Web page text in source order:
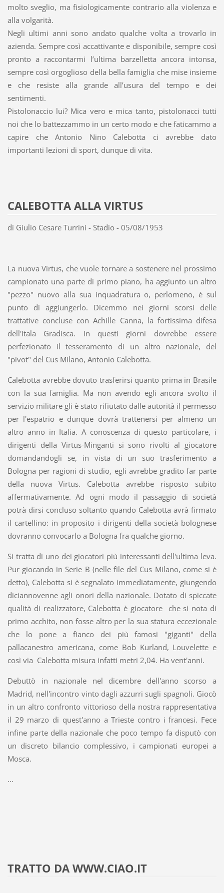
molto sveglio, ma fisiologicamente contrario alla violenza e
alla volgarità.
Negli ultimi anni sono andato qualche volta a trovarlo in
azienda. Sempre così accattivante e disponibile, sempre così
pronto a raccontarmi l’ultima barzelletta ancora intonsa,
sempre così orgoglioso della bella famiglia che mise insieme
e che resiste alla grande all’usura del tempo e dei
sentimenti.
Pistolonaccio lui? Mica vero e mica tanto, pistolonacci tutti
noi che lo battezzammo in un certo modo e che faticammo a
capire che Antonio Nino Calebotta ci avrebbe dato
importanti lezioni di sport, dunque di vita.
CALEBOTTA ALLA VIRTUS
di Giulio Cesare Turrini - Stadio - 05/08/1953
La nuova Virtus, che vuole tornare a sostenere nel prossimo
campionato una parte di primo piano, ha aggiunto un altro
"pezzo" nuovo alla sua inquadratura o, perlomeno, è sul
punto di aggiungerlo. Dicemmo nei giorni scorsi delle
trattative concluse con Achille Canna, la fortissima difesa
dell'Itala Gradisca. In questi giorni dovrebbe essere
perfezionato il tesseramento di un altro nazionale, del
"pivot" del Cus Milano, Antonio Calebotta.
Calebotta avrebbe dovuto trasferirsi quanto prima in Brasile
con la sua famiglia. Ma non avendo egli ancora svolto il
servizio militare gli è stato rifiutato dalle autorità il permesso
per l'espatrio e dunque dovrà trattenersi per almeno un
altro anno in Italia. A conoscenza di questo particolare, i
dirigenti della Virtus-Minganti si sono rivolti al giocatore
domandandogli se, in vista di un suo trasferimento a
Bologna per ragioni di studio, egli avrebbe gradito far parte
della nuova Virtus. Calebotta avrebbe risposto subito
affermativamente. Ad ogni modo il passaggio di società
potrà dirsi concluso soltanto quando Calebotta avrà firmato
il cartellino: in proposito i dirigenti della società bolognese
dovranno convocarlo a Bologna fra qualche giorno.
Si tratta di uno dei giocatori più interessanti dell'ultima leva.
Pur giocando in Serie B (nelle file del Cus Milano, come si è
detto), Calebotta si è segnalato immediatamente, giungendo
diciannovenne agli onori della nazionale. Dotato di spiccate
qualità di realizzatore, Calebotta è giocatore che si nota di
primo acchito, non fosse altro per la sua statura eccezionale
che lo pone a fianco dei più famosi "giganti" della
pallacanestro americana, come Bob Kurland, Louvelette e
così via Calebotta misura infatti metri 2,04. Ha vent'anni.
Debuttò in nazionale nel dicembre dell'anno scorso a
Madrid, nell'incontro vinto dagli azzurri sugli spagnoli. Giocò
in un altro confronto vittorioso della nostra rappresentativa
il 29 marzo di quest'anno a Trieste contro i francesi. Fece
infine parte della nazionale che poco tempo fa disputò con
un discreto bilancio complessivo, i campionati europei a
Mosca.
...
TRATTO DA WWW.CIAO.IT